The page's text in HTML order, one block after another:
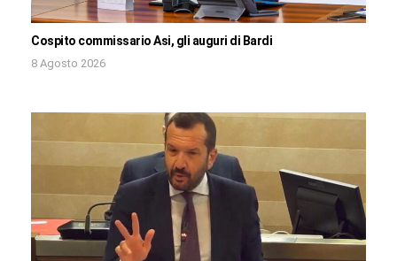
Cospito commissario Asi, gli auguri di Bardi
8 Agosto 2026